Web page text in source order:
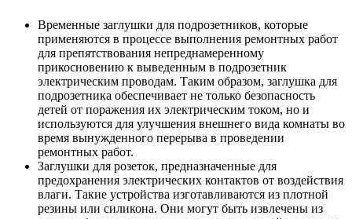
Временные заглушки для подрозетников, которые
применяются в процессе выполнения ремонтных работ
для препятствования непреднамеренному
прикосновению к выведенным в подрозетник
электрическим проводам. Таким образом, заглушка для
подрозетника обеспечивает не только безопасность
детей от поражения их электрическим током, но и
используются для улучшения внешнего вида комнаты во
время вынужденного перерыва в проведении
ремонтных работ.
Заглушки для розеток, предназначенные для
предохранения электрических контактов от воздействия
влаги. Такие устройства изготавливаются из плотной
резины или силикона. Они могут быть извлечены из